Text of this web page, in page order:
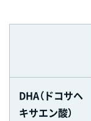
DHA（ドコサヘ
キサエン酸）